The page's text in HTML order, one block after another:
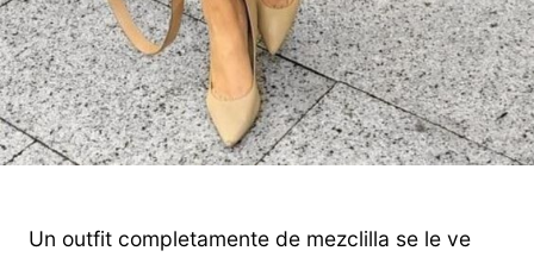
Un outfit completamente de mezclilla se le ve